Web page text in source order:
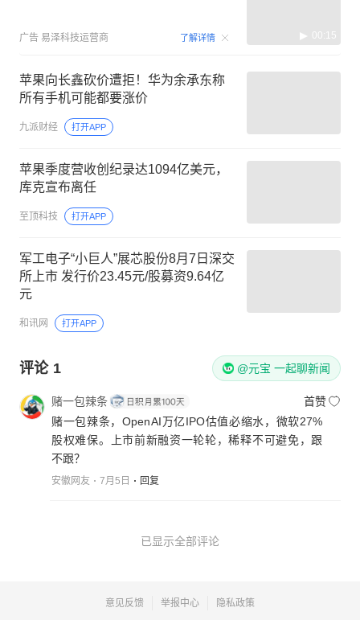
广告 易泽科技运营商 了解详情 00:15
苹果向长鑫砍价遭拒！华为余承东称
所有手机可能都要涨价
九派财经 打开APP
苹果季度营收创纪录达1094亿美元，
库克宣布离任
至顶科技 打开APP
军工电子“小巨人”展芯股份8月7日深交
所上市 发行价23.45元/股募资9.64亿
元
和讯网 打开APP
评论 1 @元宝 一起聊新闻
赌一包辣条
首赞
赌一包辣条，OpenAI万亿IPO估值必缩水，微软27%
股权难保。上市前新融资一轮轮，稀释不可避免，跟
不跟？
安徽网友 7月5日 回复
已显示全部评论
意见反馈 举报中心 隐私政策